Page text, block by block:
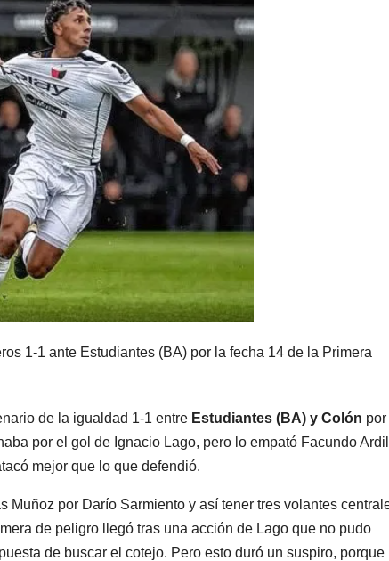
1-1 ante Estudiantes (BA) por la fecha 14 de la Primera
de la igualdad 1-1 entre Estudiantes (BA) y Colón por
por el gol de Ignacio Lago, pero lo empató Facundo
mejor que lo que defendió.
Muñoz por Darío Sarmiento y así tener tres volantes
de peligro llegó tras una acción de Lago que no pudo
de buscar el cotejo. Pero esto duró un suspiro, porque